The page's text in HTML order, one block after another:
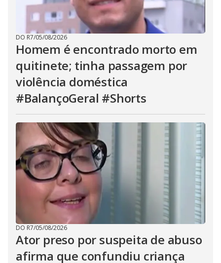
DO R7/05/08/2026
Homem é encontrado morto em
quitinete; tinha passagem por
violência doméstica
#BalançoGeral #Shorts
DO R7/05/08/2026
Ator preso por suspeita de abuso
afirma que confundiu criança